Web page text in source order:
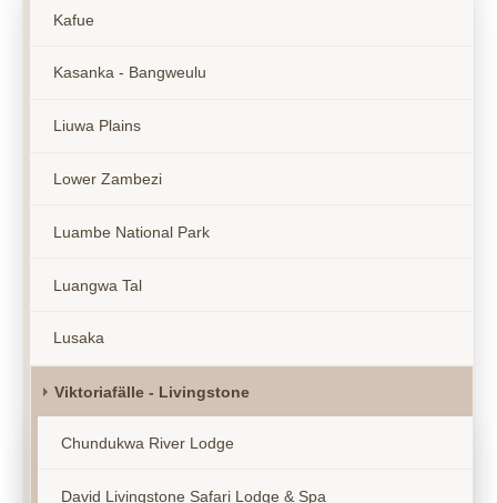
Kafue
Kasanka - Bangweulu
Liuwa Plains
Lower Zambezi
Luambe National Park
Luangwa Tal
Lusaka
Viktoriafälle - Livingstone
Chundukwa River Lodge
David Livingstone Safari Lodge & Spa